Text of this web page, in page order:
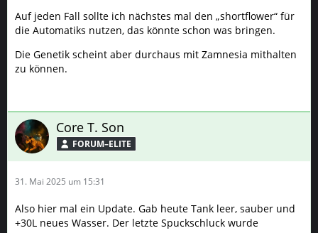
Auf jeden Fall sollte ich nächstes mal den „shortflower“ für
die Automatiks nutzen, das könnte schon was bringen.
Die Genetik scheint aber durchaus mit Zamnesia mithalten
zu können.
Core T. Son
FORUM–ELITE
31. Mai 2025 um 15:31
Also hier mal ein Update. Gab heute Tank leer, sauber und
+30L neues Wasser. Der letzte Spuckschluck wurde